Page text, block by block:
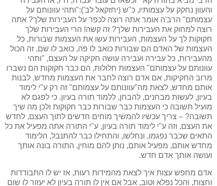
והעוון נחקק על עצמותיו, כ"ש (יחזקאל לב'):"ותהי עוונותם על
עצמותם" הרב'ה אומר אתה רוצה לכפר על העבירות שלך? אתה
רוצה למחוק את העבירות שלך? זה קשה! הרי העבירות שלך
חקוקות לך על העצמות, העבירות עשו את העצמות שבורות, כל
העצמות של האדם הם שבורות כואב לו פה, כואב לו שם, זה הכול
מהעבירות, כל עבירה ועבירה עושה חקיקה על העצם, "ותהי
עוונותם על עצמותם" העצמות חלולות, הם כבר חקוקות הם נשברו
מרוב החקיקות, אם אדם רוצה לחבר את העצמות מחדש, לבנות
אותם מחדש, לצאת מה"עוונותם על עצמותם" זה רק ע"י לימוד
בעיון, לעשות מבחנים, להבחן, ללמוד תורה בעיון. כי לפגם לא
מועיל תשובה כי העצמות כבר שבורות כבר חקוקות ולכן מה שיך
תשובה? – צריך עכשיו להמשיך מוחים חדשים לתוך העצם, לחדש
את העצם, וזה ע"י לימוד תורה בעיון, ע"י התורה אתה מפעיל את כל
התאים שכבר נפגמו, ונחלשו, והתחילו כבר להתנבל, הלימוד
מחדש אותם, מפעיל אותם, נותן להם מוחין, התורה בונה אותך
ועושה אותך אדם חדש.
אדם מחפש עצות איך לצאת מהמידות רעות, אז יש לו התבודדות
וחצות, והכל נפלא וטוב, אבל אם אין לו תורה בעיון לא יעזור לו שום